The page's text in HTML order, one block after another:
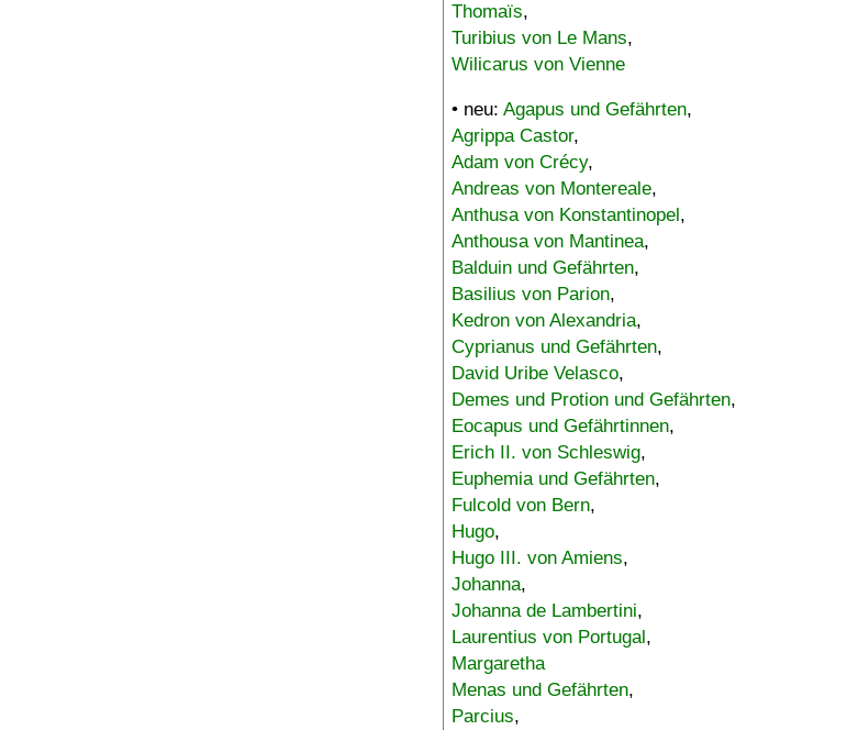
Thomaïs,
Turibius von Le Mans,
Wilicarus von Vienne
• neu: Agapus und Gefährten,
Agrippa Castor,
Adam von Crécy,
Andreas von Montereale,
Anthusa von Konstantinopel,
Anthousa von Mantinea,
Balduin und Gefährten,
Basilius von Parion,
Kedron von Alexandria,
Cyprianus und Gefährten,
David Uribe Velasco,
Demes und Protion und Gefährten,
Eocapus und Gefährtinnen,
Erich II. von Schleswig,
Euphemia und Gefährten,
Fulcold von Bern,
Hugo,
Hugo III. von Amiens,
Johanna,
Johanna de Lambertini,
Laurentius von Portugal,
Margaretha
Menas und Gefährten,
Parcius,